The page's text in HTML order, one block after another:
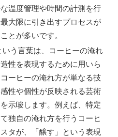
温度管理や時間の計測を行
大限に引き出すプロセスが
とが多いです。
いう言葉は、コーヒーの淹れ
性を表現するために用いら
ーヒーの淹れ方が単なる技
性や個性が反映される芸術
示唆します。例えば、特定
独自の淹れ方を行うコーヒ
タが、「醸す」という表現